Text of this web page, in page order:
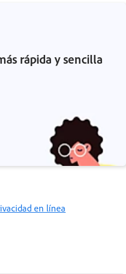
rápida y sencilla
en línea